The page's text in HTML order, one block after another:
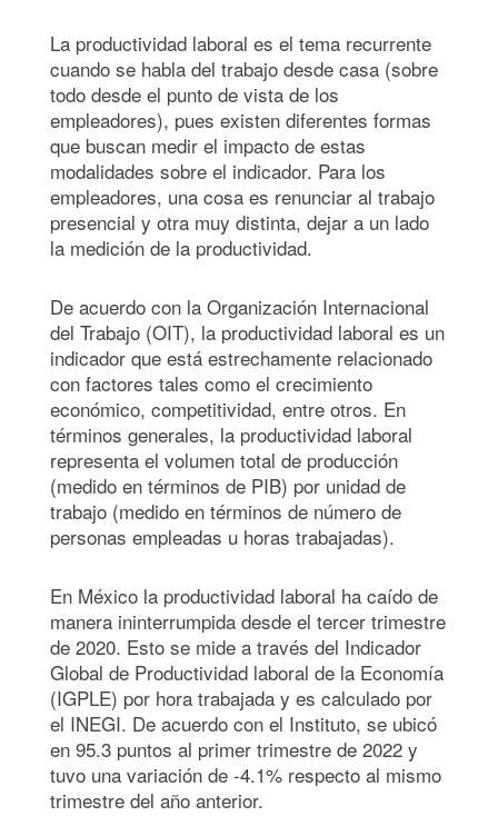
La productividad laboral es el tema recurrente
cuando se habla del trabajo desde casa (sobre
todo desde el punto de vista de los
empleadores), pues existen diferentes formas
que buscan medir el impacto de estas
modalidades sobre el indicador. Para los
empleadores, una cosa es renunciar al trabajo
presencial y otra muy distinta, dejar a un lado
la medición de la productividad.
De acuerdo con la Organización Internacional
del Trabajo (OIT), la productividad laboral es un
indicador que está estrechamente relacionado
con factores tales como el crecimiento
económico, competitividad, entre otros. En
términos generales, la productividad laboral
representa el volumen total de producción
(medido en términos de PIB) por unidad de
trabajo (medido en términos de número de
personas empleadas u horas trabajadas).
En México la productividad laboral ha caído de
manera ininterrumpida desde el tercer trimestre
de 2020. Esto se mide a través del Indicador
Global de Productividad laboral de la Economía
(IGPLE) por hora trabajada y es calculado por
el INEGI. De acuerdo con el Instituto, se ubicó
en 95.3 puntos al primer trimestre de 2022 y
tuvo una variación de -4.1% respecto al mismo
trimestre del año anterior.